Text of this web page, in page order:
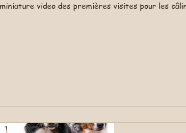
video des premières visites pour les